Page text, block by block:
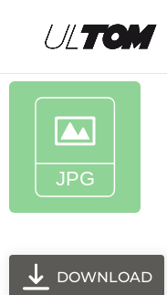
DOWNLOAD